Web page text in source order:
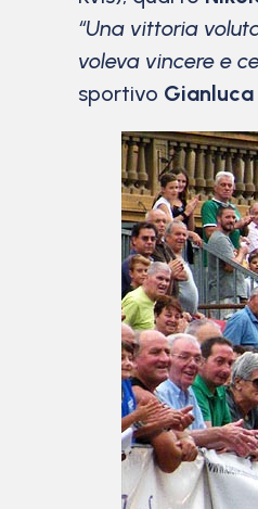
“Una vittoria
voleva vincere e
sportivo